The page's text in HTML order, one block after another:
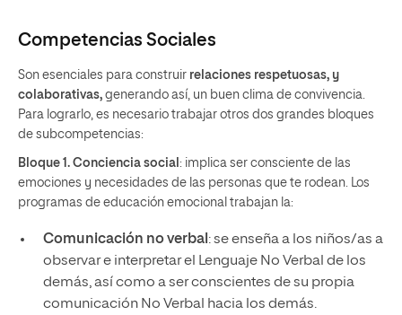
Competencias Sociales
Son esenciales para construir relaciones respetuosas, y
colaborativas, generando así, un buen clima de convivencia.
Para lograrlo, es necesario trabajar otros dos grandes bloques
de subcompetencias:
Bloque 1. Conciencia social : implica ser consciente de las
emociones y necesidades de las personas que te rodean. Los
programas de educación emocional trabajan la:
Comunicación no verbal : se enseña a los niños/as a
observar e interpretar el Lenguaje No Verbal de los
demás, así como a ser conscientes de su propia
comunicación No Verbal hacia los demás.